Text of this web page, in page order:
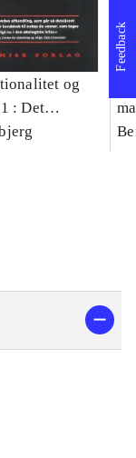
og
: Det
Feedback